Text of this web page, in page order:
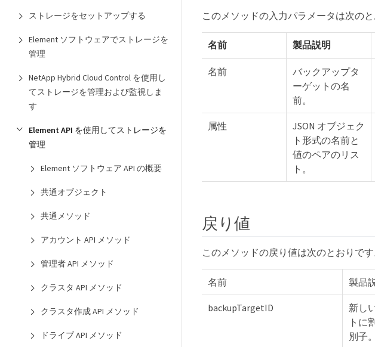
ストレージをセットアップする
Element ソフトウェアでストレージを
管理
NetApp Hybrid Cloud Control を使用し
てストレージを管理および監視しま
す
Element API を使用してストレージを
管理
Element ソフトウェア API の概要
共通オブジェクト
共通メソッド
アカウント API メソッド
管理者 API メソッド
クラスタ API メソッド
クラスタ作成 API メソッド
ドライブ API メソッド
このメソッドの入力パラメータは次のと
名前 製品説明
名前
バックアップタ
ーゲットの名
前。
属性
JSON オブジェク
ト形式の名前と
値のペアのリス
ト。
戻り値
このメソッドの戻り値は次のとおりです
名前 製品
backupTargetID
新し
トに
別子。